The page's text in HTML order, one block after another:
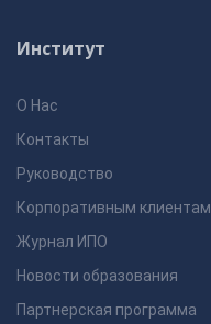
Институт
О Нас
Контакты
Руководство
Корпоративным клиентам
Журнал ИПО
Новости образования
Партнерская программа